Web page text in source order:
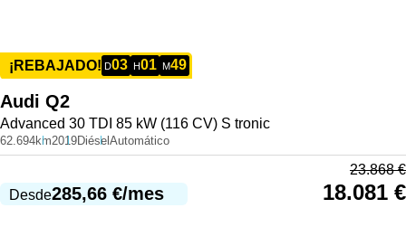
¡REBAJADO! D03 H01 M49
Audi Q2
Advanced 30 TDI 85 kW (116 CV) S tronic
62.694km2019Diésel Automático
Desde285,66 €/mes
23.868€
18.081 €